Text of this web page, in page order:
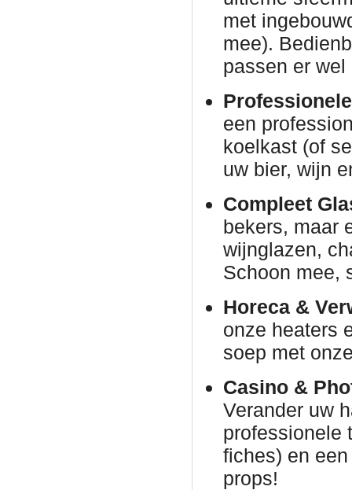
met
mee).
passen er
een
koelkast (of
uw bier, wijn
Compleet
bekers, maar
wijnglazen,
Schoon mee,
Horeca &
onze heaters
soep met
Casino &
Verander uw
professionele
fiches) en
props!